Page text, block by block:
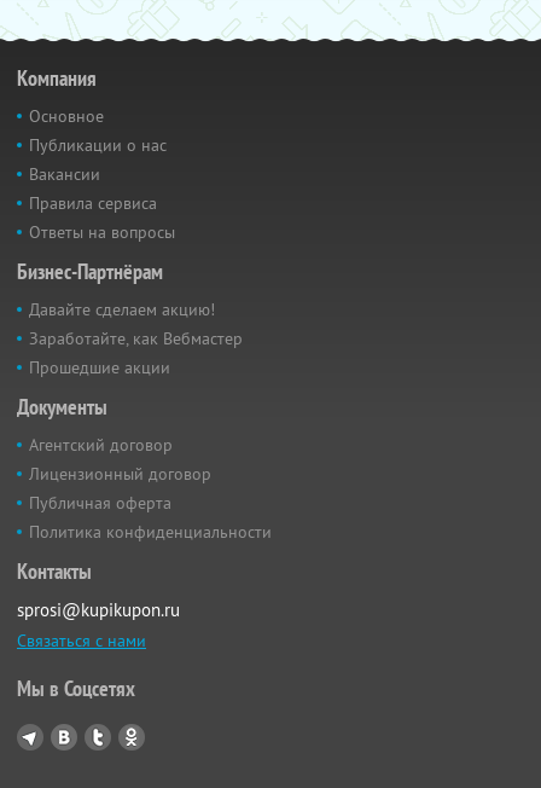
Компания
Основное
Публикации о нас
Вакансии
Правила сервиса
Ответы на вопросы
Бизнес-Партнёрам
Давайте сделаем акцию!
Заработайте, как Вебмастер
Прошедшие акции
Документы
Агентский договор
Лицензионный договор
Публичная оферта
Политика конфиденциальности
Контакты
sprosi@kupikupon.ru
Связаться с нами
Мы в Соцсетях